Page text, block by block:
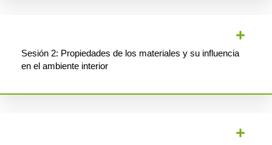
Sesión 2: Propiedades de los materiales y su influencia
en el ambiente interior